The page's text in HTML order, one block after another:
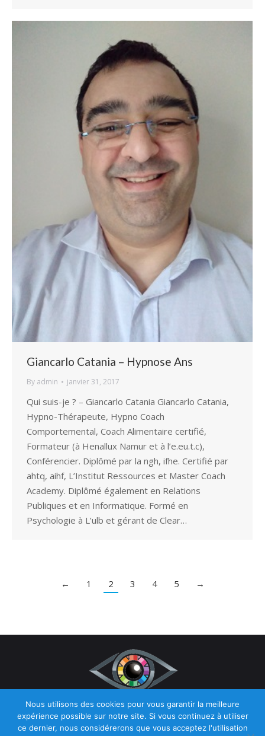
Giancarlo Catania – Hypnose Ans
By admin janvier 31, 2017
Qui suis-je ? – Giancarlo Catania Giancarlo Catania,
Hypno-Thérapeute, Hypno Coach
Comportemental, Coach Alimentaire certifié,
Formateur (à Henallux Namur et à l’e.eu.t.c),
Conférencier. Diplômé par la ngh, ifhe. Certifié par
ahtq, aihf, L’Institut Ressources et Master Coach
Academy. Diplômé également en Relations
Publiques et en Informatique. Formé en
Psychologie à L’ulb et gérant de Clear…
← 1 2 3 4 5 →
Copyright © 2026Hypnose et Hypnothérapie Belgique. Tous droits
réservés.
Privium – Des services qui soutiennent vos soins. Pour psychologues,
Nous utilisons des cookies pour vous garantir la meilleure
expérience possible sur notre site. Si vous continuez à utiliser
ce dernier, nous considérerons que vous acceptez l'utilisation